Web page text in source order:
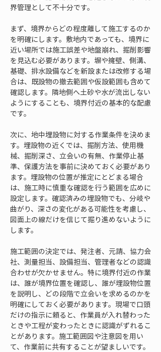
界管理として不十分です。
まず、境界からどの程度離して施工するのか
を明確にします。敷地内であっても、境界に
近い場所では施工誤差や地盤崩れ、掘削影響
を見込む必要があります。塀や擁壁、側溝、
基礎、排水設備などを新設または改修する場
合は、既設物の撤去範囲や仮設範囲も含めて
確認します。隣地側へ土砂や水が流出しない
ようにすることも、境界付近の基本的な配慮
です。
次に、地中埋設物に対する作業条件を決めま
す。埋設物の近くでは、掘削方法、使用機
械、掘削深さ、立会いの有無、作業停止基
準、保護方法を事前に決めておく必要があり
ます。埋設物の位置が推定にとどまる場合
は、施工時に慎重な確認を行う範囲を広めに
設定します。確認済みの埋設物でも、分岐や
曲がり、深さの変化がある可能性を考慮し、
図面上の線だけを信じて掘り進めないように
します。
施工範囲の決定では、発注者、元請、協力会
社、測量担当、設備担当、管理者などの認識
合わせが欠かせません。特に境界付近の作業
は、誰が境界位置を確認し、誰が埋設物位置
を説明し、どの段階で立会いを求めるのかを
明確にしておく必要があります。現場で口頭
だけの指示に頼ると、作業員が入れ替わった
ときや工程が変わったときに認識がずれるこ
とがあります。施工範囲図や注意図を用い
て、作業前に共有することが望ましいです。